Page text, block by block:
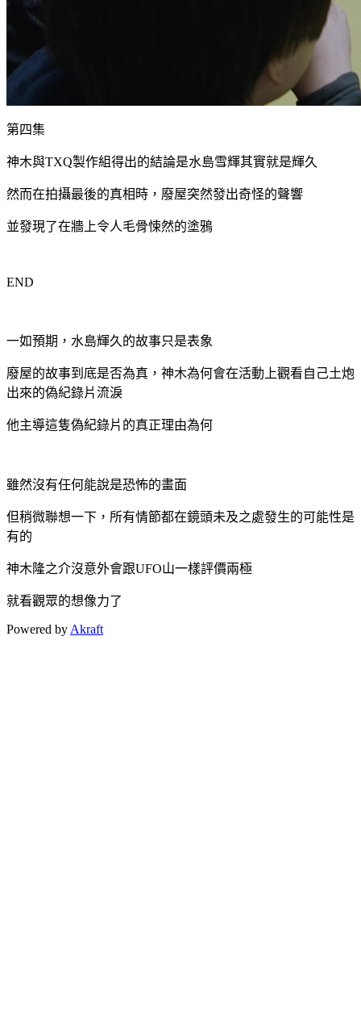
第四集
神木與TXQ製作組得出的結論是水島雪輝其實就是輝久
然而在拍攝最後的真相時，廢屋突然發出奇怪的聲響
並發現了在牆上令人毛骨悚然的塗鴉
END
一如預期，水島輝久的故事只是表象
廢屋的故事到底是否為真，神木為何會在活動上觀看自己土炮
出來的偽紀錄片流淚
他主導這隻偽紀錄片的真正理由為何
雖然沒有任何能說是恐怖的畫面
但稍微聯想一下，所有情節都在鏡頭未及之處發生的可能性是
有的
神木隆之介沒意外會跟UFO山一樣評價兩極
就看觀眾的想像力了
Powered by Akraft